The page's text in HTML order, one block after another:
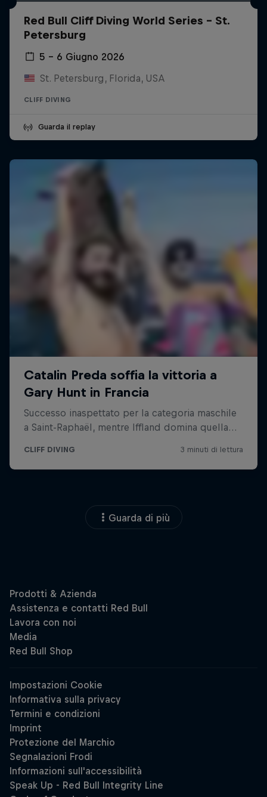
Red Bull Cliff Diving World Series - St.
Petersburg
5 – 6 Giugno 2026
St. Petersburg, Florida, USA
CLIFF DIVING
Guarda il replay
Guarda di più